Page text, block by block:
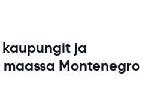
ja
Montenegro